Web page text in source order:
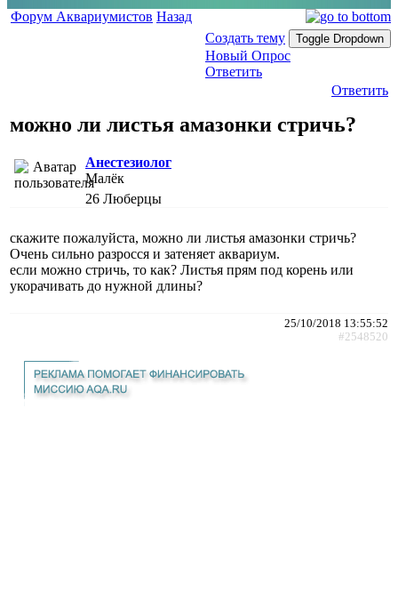
Форум Аквариумистов Назад
Создать тему
Toggle Dropdown
Новый Опрос
Ответить
Ответить
можно ли листья амазонки стричь?
Анестезиолог
Малёк
26 Люберцы
скажите пожалуйста, можно ли листья амазонки стричь?
Очень сильно разросся и затеняет аквариум.
если можно стричь, то как? Листья прям под корень или
укорачивать до нужной длины?
25/10/2018 13:55:52
#2548520